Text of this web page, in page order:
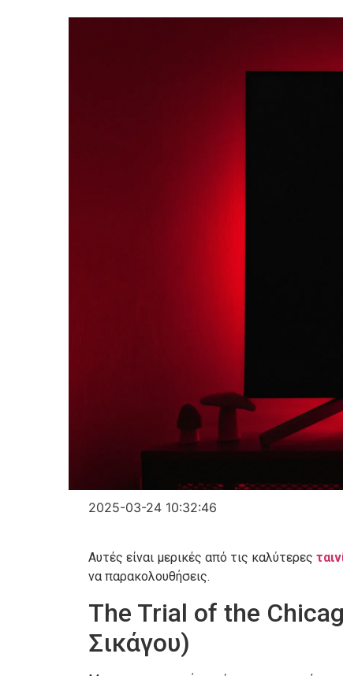
2025-03-24 10:32:46
Αυτές είναι μερικές από τις καλύτερες
να παρακολουθήσεις.
The Trial of the
Σικάγου)